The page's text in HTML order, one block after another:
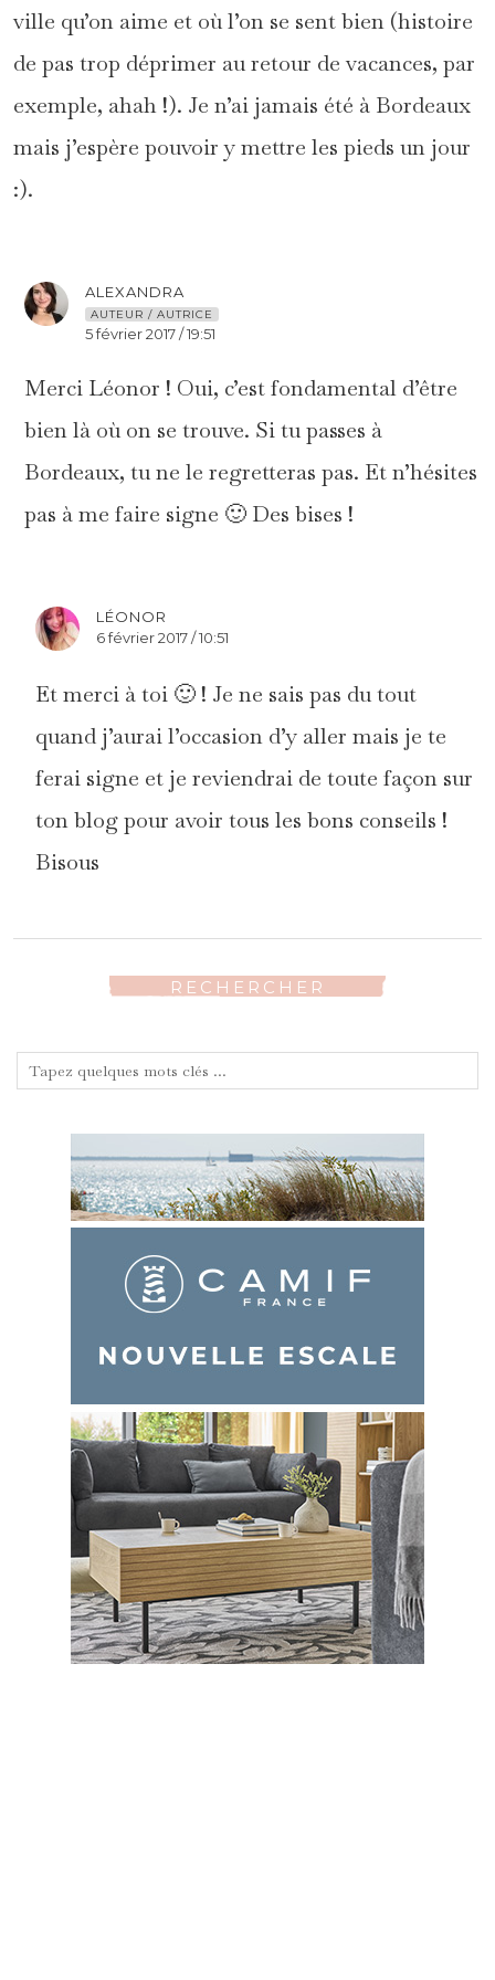
ville qu’on aime et où l’on se sent bien (histoire
de pas trop déprimer au retour de vacances, par
exemple, ahah !). Je n’ai jamais été à Bordeaux
mais j’espère pouvoir y mettre les pieds un jour
:).
ALEXANDRA
AUTEUR / AUTRICE
5 février 2017 / 19:51
Merci Léonor ! Oui, c’est fondamental d’être
bien là où on se trouve. Si tu passes à
Bordeaux, tu ne le regretteras pas. Et n’hésites
pas à me faire signe 🙂 Des bises !
LÉONOR
6 février 2017 / 10:51
Et merci à toi 🙂 ! Je ne sais pas du tout
quand j’aurai l’occasion d’y aller mais je te
ferai signe et je reviendrai de toute façon sur
ton blog pour avoir tous les bons conseils !
Bisous
RECHERCHER